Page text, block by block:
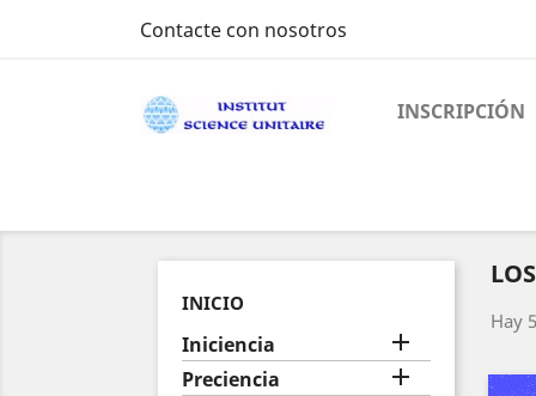
Contacte con nosotros
INSCRIPCIÓN
INICIO
Iniciencia 
Preciencia 
Hay